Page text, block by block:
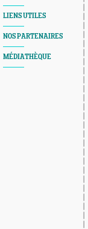
LIENS UTILES
NOS PARTENAIRES
MÉDIATHÈQUE